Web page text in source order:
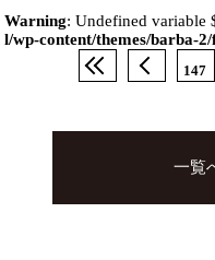
Warning: Undefined variable
l/wp-content/themes/barba-
147
一覧